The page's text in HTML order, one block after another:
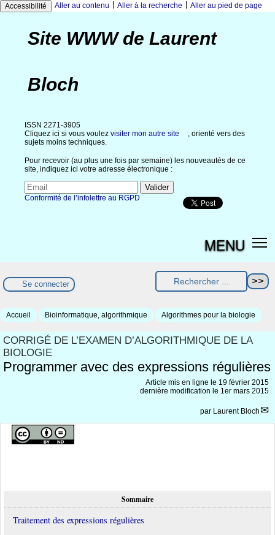
Accessibilité Aller au contenu Aller à la recherche Aller au pied de page
Site WWW de Laurent
Bloch
ISSN 2271-3905
Cliquez ici si vous voulez visiter mon autre site
, orienté vers des
sujets moins techniques.
Pour recevoir (au plus une fois par semaine) les nouveautés de ce
site, indiquez ici votre adresse électronique :
Conformité de l’infolettre au RGPD
MENU
Se connecter
Accueil Bioinformatique, algorithmique Algorithmes pour la biologie
CORRIGÉ DE L’EXAMEN D’ALGORITHMIQUE DE LA
BIOLOGIE
Programmer avec des expressions régulières
Article mis en ligne le 19 février 2015
dernière modification le 1er mars 2015
par Laurent Bloch
Sommaire
Traitement des expressions régulières